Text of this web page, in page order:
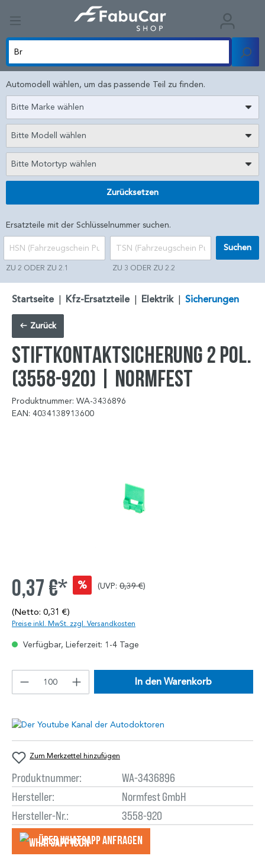
Automodell wählen, um das passende Teil zu finden.
Bitte Marke wählen
Bitte Modell wählen
Bitte Motortyp wählen
Zurücksetzen
Ersatzteile mit der Schlüsselnummer suchen.
ZU 2 ODER ZU 2.1 ZU 3 ODER ZU 2.2
Suchen
Startseite | Kfz-Ersatzteile | Elektrik | Sicherungen
Zurück
STIFTKONTAKTSICHERUNG 2 POL.
(3558-920) | NORMFEST
Produktnummer: WA-3436896
EAN: 4034138913600
0,37 €* % (UVP: 0,39 €)
(Netto: 0,31 €)
Preise inkl. MwSt. zzgl. Versandkosten
Verfügbar, Lieferzeit: 1-4 Tage
In den Warenkorb
Zum Merkzettel hinzufügen
Produktnummer:
WA-3436896
Hersteller:
Normfest GmbH
Hersteller-Nr.:
3558-920
Über WhatsApp anfragеn